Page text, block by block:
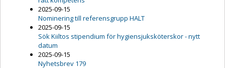
2025-09-15
Nominering till referensgrupp HALT
2025-09-15
Sök Kiiltos stipendium för hygiensjuksköterskor - nytt
datum
2025-09-15
Nyhetsbrev 179